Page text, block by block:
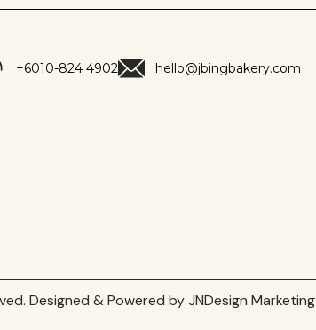
+6010-824 4902 hello@jbingbakery.com
Designed & Powered byJNDesign Marketing